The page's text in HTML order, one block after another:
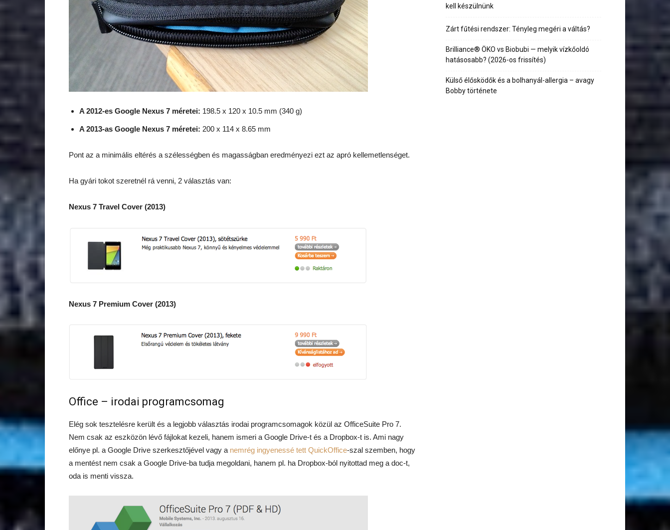
A 2012-es Google Nexus 7 méretei: 198.5 x 120 x 10.5 mm (340 g)
A 2013-as Google Nexus 7 méretei: 200 x 114 x 8.65 mm
Pont az a minimális eltérés a szélességben és magasságban eredményezi ezt az apró kellemetlenséget.
Ha gyári tokot szeretnél rá venni, 2 választás van:
Nexus 7 Travel Cover (2013)
Nexus 7 Premium Cover (2013)
Office – irodai programcsomag
Elég sok tesztelésre került és a legjobb választás irodai programcsomagok közül az OfficeSuite Pro 7.
Nem csak az eszközön lévő fájlokat kezeli, hanem ismeri a Google Drive-t és a Dropbox-t is. Ami nagy
előnye pl. a Google Drive szerkesztőjével vagy a nemrég ingyenessé tett QuickOffice-szal szemben, hogy
a mentést nem csak a Google Drive-ba tudja megoldani, hanem pl. ha Dropbox-ból nyitottad meg a doc-t,
oda is menti vissza.
kell készülnünk
Zárt fűtési rendszer: Tényleg megéri a váltás?
Brilliance® ÖKO vs Biobubi — melyik vízkőoldó
hatásosabb? (2026-os frissítés)
Külső élősködők és a bolhanyál-allergia – avagy
Bobby története